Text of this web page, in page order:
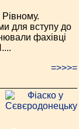
для вступу до
фахівці
=>>>=